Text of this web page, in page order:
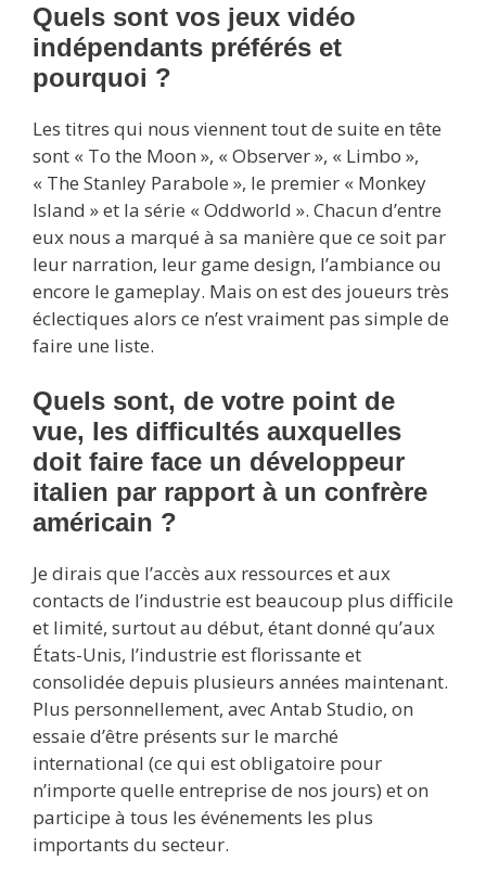
Quels sont vos jeux vidéo
indépendants préférés et
pourquoi ?
Les titres qui nous viennent tout de suite en tête
sont « To the Moon », « Observer », « Limbo »,
« The Stanley Parabole », le premier « Monkey
Island » et la série « Oddworld ». Chacun d’entre
eux nous a marqué à sa manière que ce soit par
leur narration, leur game design, l’ambiance ou
encore le gameplay. Mais on est des joueurs très
éclectiques alors ce n’est vraiment pas simple de
faire une liste.
Quels sont, de votre point de
vue, les difficultés auxquelles
doit faire face un développeur
italien par rapport à un confrère
américain ?
Je dirais que l’accès aux ressources et aux
contacts de l’industrie est beaucoup plus difficile
et limité, surtout au début, étant donné qu’aux
États-Unis, l’industrie est florissante et
consolidée depuis plusieurs années maintenant.
Plus personnellement, avec Antab Studio, on
essaie d’être présents sur le marché
international (ce qui est obligatoire pour
n’importe quelle entreprise de nos jours) et on
participe à tous les événements les plus
importants du secteur.